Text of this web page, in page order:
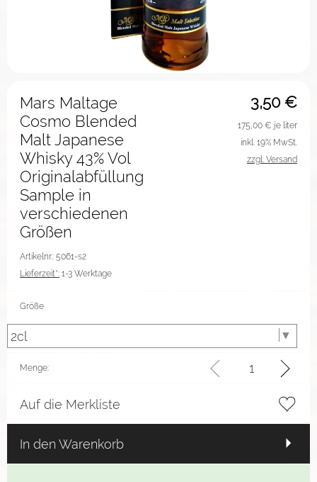
3,50 €
Mars Maltage
Cosmo Blended
Malt Japanese
Whisky 43% Vol
Originalabfüllung
Sample in
verschiedenen
Größen
Artikelnr.: 5061-s2
Lieferzeit*: 1-3 Werktage
175,00 € je liter
inkl. 19% MwSt.
zzgl. Versand
Größe
Menge:
Auf die Merkliste
In den Warenkorb